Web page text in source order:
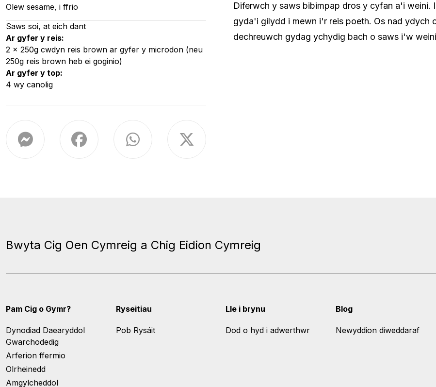
Olew sesame, i ffrio
Saws soi, at eich dant
Ar gyfer y reis:
2 x 250g cwdyn reis brown ar gyfer y microdon (neu
250g reis brown heb ei goginio)
Ar gyfer y top:
4 wy canolig
Diferwch y saws bibimpap dros y cyfan a'i weini.
gyda'i gilydd i mewn i'r reis poeth. Os nad ydych
dechreuwch gydag ychydig bach o saws i'w
Bwyta Cig Oen Cymreig a Chig Eidion Cymreig
Pam Cig o Gymr?
Dynodiad Daearyddol
Gwarchodedig
Arferion ffermio
Olrheinedd
Amgylcheddol
Ryseitiau
Pob Rysáit
Lle i brynu
Dod o hyd i adwerthwr
Blog
Newyddion diweddaraf